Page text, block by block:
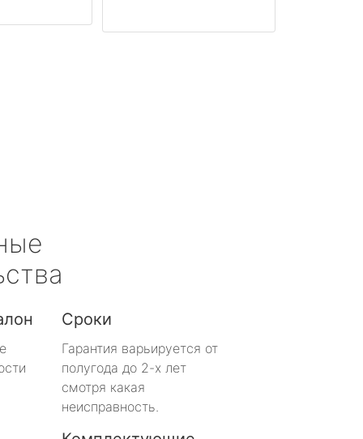
Сроки
Гарантия варьируется от
полугода до 2-х лет
смотря какая
неисправность.